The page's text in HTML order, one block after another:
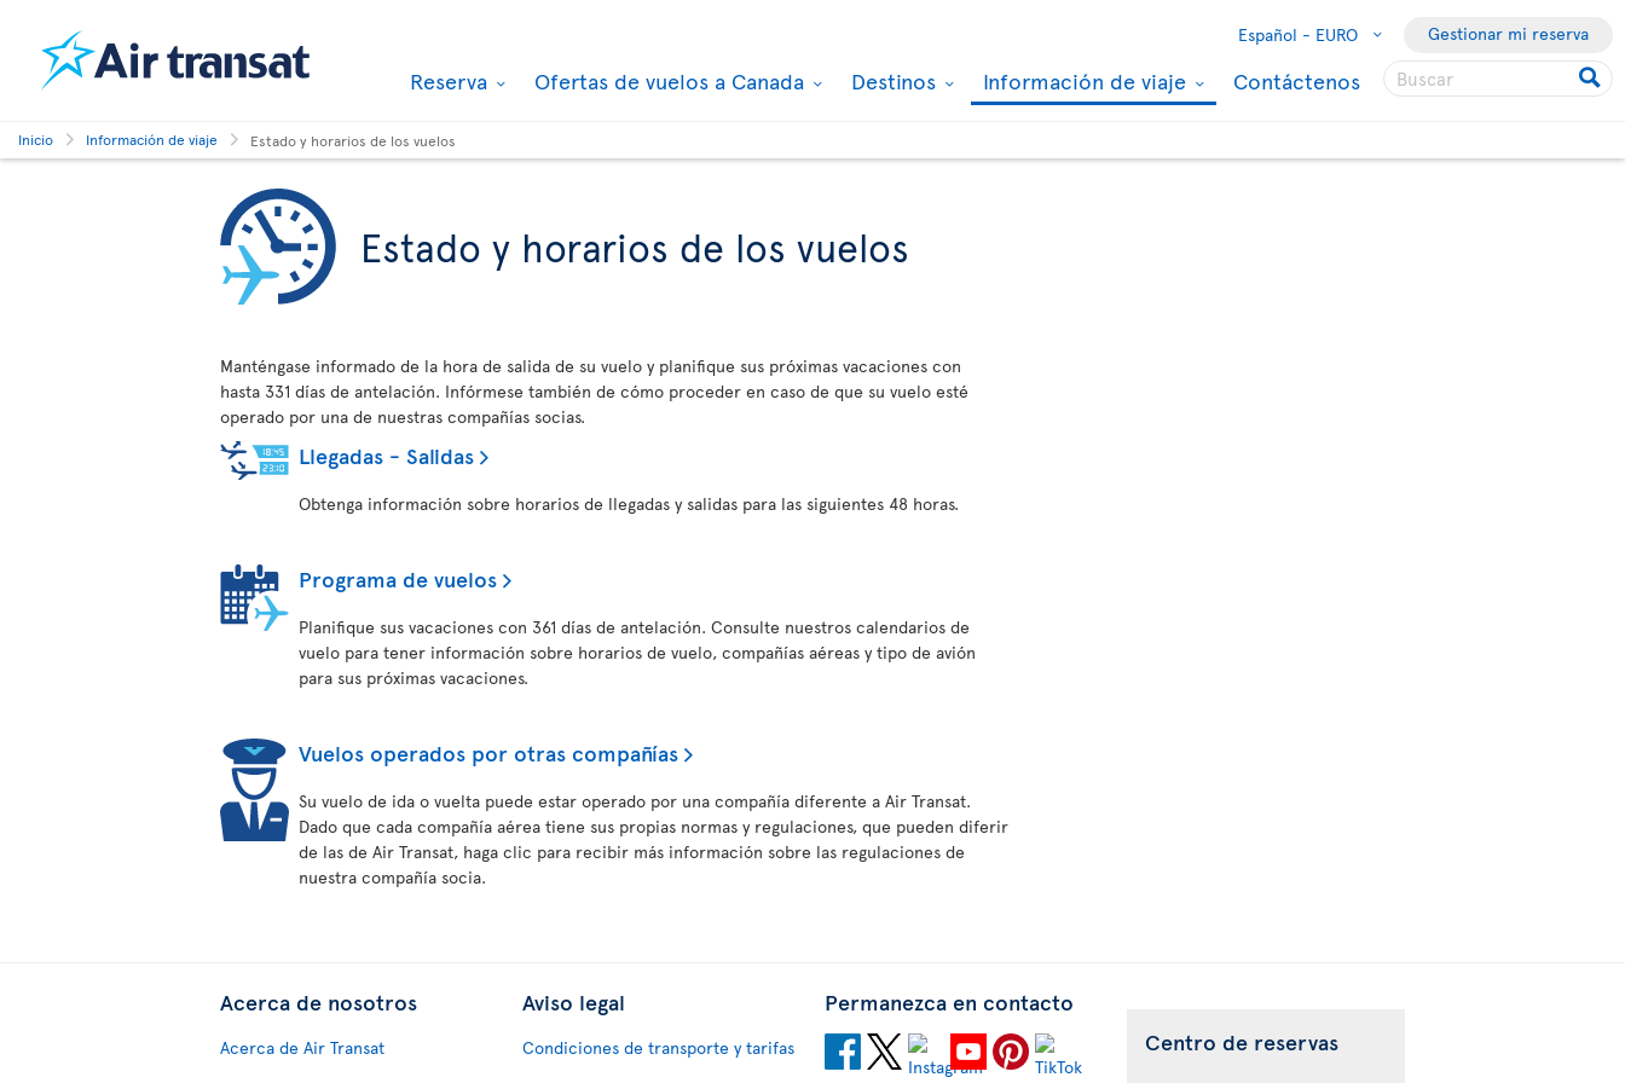
Español - EURO Gestionar mi reserva
Reserva Ofertas de vuelos a Canada Destinos Información de viaje Contáctenos
Inicio Información de viaje Estado y horarios de los vuelos
Estado y horarios de los vuelos
Manténgase informado de la hora de salida de su vuelo y planifique sus próximas vacaciones con
hasta 331 días de antelación. Infórmese también de cómo proceder en caso de que su vuelo esté
operado por una de nuestras compañías socias.
Llegadas - Salidas
Obtenga información sobre horarios de llegadas y salidas para las siguientes 48 horas.
Programa de vuelos
Planifique sus vacaciones con 361 días de antelación. Consulte nuestros calendarios de
vuelo para tener información sobre horarios de vuelo, compañías aéreas y tipo de avión
para sus próximas vacaciones.
Vuelos operados por otras compañías
Su vuelo de ida o vuelta puede estar operado por una compañía diferente a Air Transat.
Dado que cada compañía aérea tiene sus propias normas y regulaciones, que pueden diferir
de las de Air Transat, haga clic para recibir más información sobre las regulaciones de
nuestra compañía socia.
Acerca de nosotros
Acerca de Air Transat
Aviso legal
Condiciones de transporte y tarifas
Permanezca en contacto
Centro de reservas